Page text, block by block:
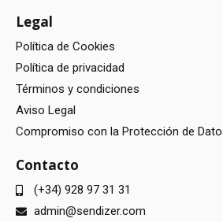
Legal
Política de Cookies
Política de privacidad
Términos y condiciones
Aviso Legal
Compromiso con la Protección de
Contacto
(+34) 928 97 31 31
admin@sendizer.com